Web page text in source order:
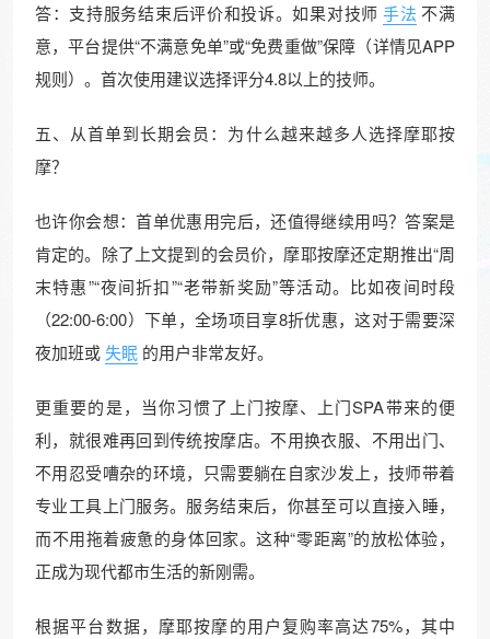
答：支持服务结束后评价和投诉。如果对技师 手法 不满
意，平台提供“不满意免单”或“免费重做”保障（详情见APP
规则）。首次使用建议选择评分4.8以上的技师。
五、从首单到长期会员：为什么越来越多人选择摩耶按
摩？
也许你会想：首单优惠用完后，还值得继续用吗？答案是
肯定的。除了上文提到的会员价，摩耶按摩还定期推出“周
末特惠”“夜间折扣”“老带新奖励”等活动。比如夜间时段
（22:00-6:00）下单，全场项目享8折优惠，这对于需要深
夜加班或失眠 的用户非常友好。
更重要的是，当你习惯了上门按摩、上门SPA带来的便
利，就很难再回到传统按摩店。不用换衣服、不用出门、
不用忍受嘈杂的环境，只需要躺在自家沙发上，技师带着
专业工具上门服务。服务结束后，你甚至可以直接入睡，
而不用拖着疲惫的身体回家。这种“零距离”的放松体验，
正成为现代都市生活的新刚需。
根据平台数据，摩耶按摩的用户复购率高达75%，其中